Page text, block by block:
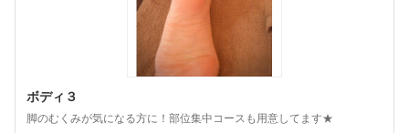
ボディ３
脚のむくみが気になる方に！部位集中コースも用意してます★